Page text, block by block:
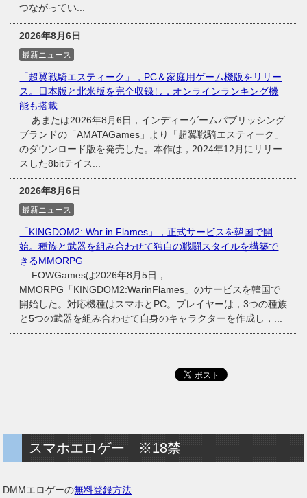
つながってい...
2026年8月6日
最新ニュース
「超翼戦騎エスティーク」，PC＆家庭用ゲーム機版をリリー
ス。日本版と北米版を完全収録し，オンラインランキング機
能も搭載
あまたは2026年8月6日，インディーゲームパブリッシング
ブランドの「AMATAGames」より「超翼戦騎エスティーク」
のダウンロード版を発売した。本作は，2024年12月にリリー
スした8bitテイス...
2026年8月6日
最新ニュース
「KINGDOM2: War in Flames」，正式サービスを韓国で開
始。種族と武器を組み合わせて独自の戦闘スタイルを構築で
きるMMORPG
FOWGamesは2026年8月5日，
MMORPG「KINGDOM2:WarinFlames」のサービスを韓国で
開始した。対応機種はスマホとPC。プレイヤーは，3つの種族
と5つの武器を組み合わせて自身のキャラクターを作成し，...
スマホエロゲー ※18禁
DMMエロゲーの無料登録方法